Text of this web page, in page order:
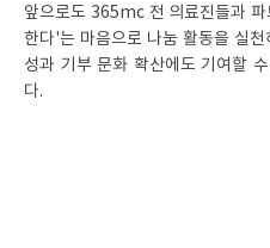
앞으로도 365mc 전 의료진들과
한다'는 마음으로 나눔 활동을 실
성과 기부 문화 확산에도 기여할
다.